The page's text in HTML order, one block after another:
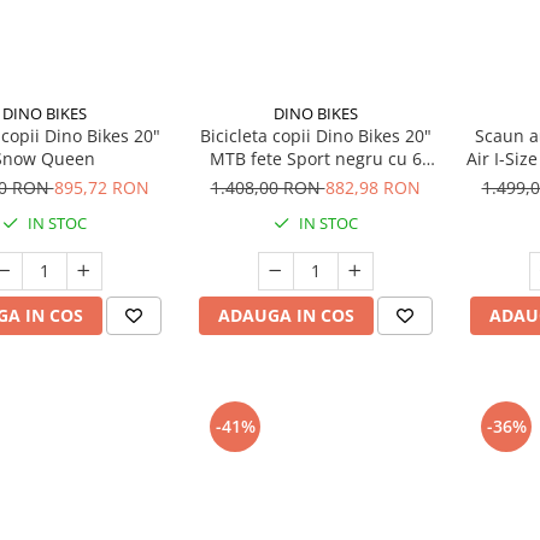
DINO BIKES
Dino Bikes 20"
Queen
RON895,72 RON
IN STOC
IN COS
DINO BIKES
Bicicleta copii Dino Bikes 20"
MTB fete Sport negru cu 6
viteze
1.408,00 RON882,98 RON
IN STOC
ADAUGA IN COS
Scaun
Air I-
-41% -36%